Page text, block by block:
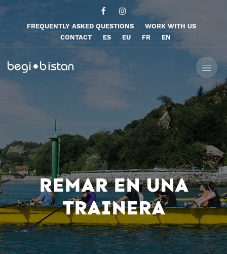
FREQUENTLY ASKED QUESTIONS
WORK WITH US
CONTACT
ES EU FR EN
REMAR EN UNA
TRAINERA